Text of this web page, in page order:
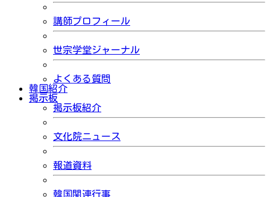
講師プロフィール
世宗学堂ジャーナル
よくある質問
韓国紹介
掲示板
掲示板紹介
文化院ニュース
報道資料
韓国関連行事